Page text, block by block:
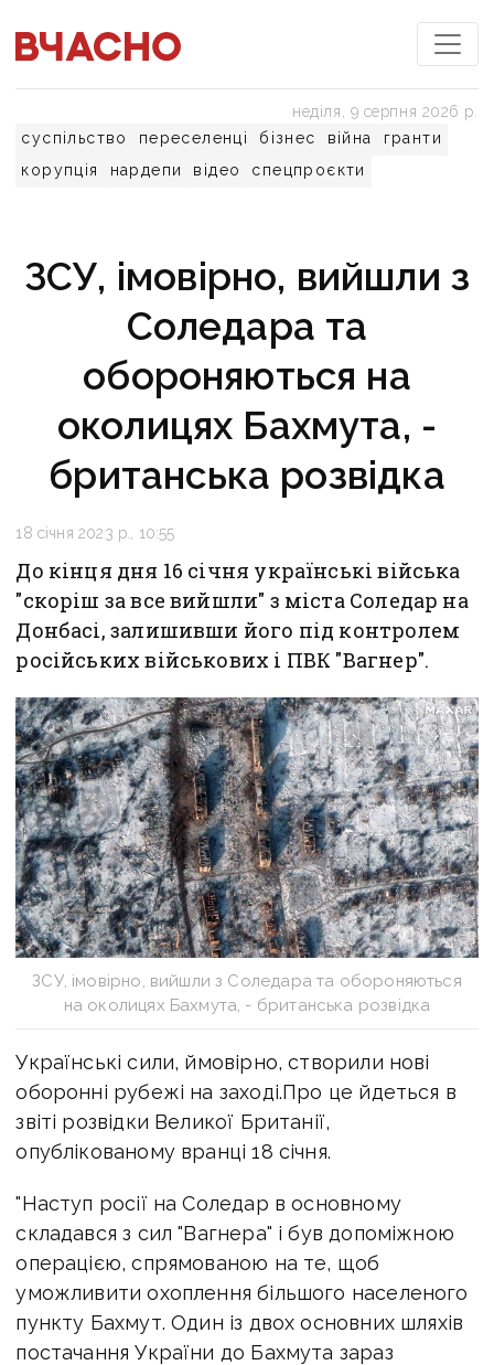
суспільство переселенці бізнес війна
гранти
корупція
нардепи відео спецпроєкти
неділя, 9 серпня 2026 р.
ЗСУ, імовірно, вийшли з
Соледара та
обороняються на
околицях Бахмута, -
британська розвідка
18 січня 2023 р., 10:55
До кінця дня 16 січня українські війська
"скоріш за все вийшли" з міста Соледар на
Донбасі, залишивши його під контролем
російських військових і ПВК "Вагнер".
ЗСУ, імовірно, вийшли з Соледара та обороняються
на околицях Бахмута, - британська розвідка
Українські сили, ймовірно, створили нові
оборонні рубежі на заході.Про це йдеться в
звіті розвідки Великої Британії,
опублікованому вранці 18 січня.
"Наступ росії на Соледар в основному
складався з сил "Вагнера" і був допоміжною
операцією, спрямованою на те, щоб
уможливити охоплення більшого населеного
пункту Бахмут. Один із двох основних шляхів
постачання України до Бахмута зараз